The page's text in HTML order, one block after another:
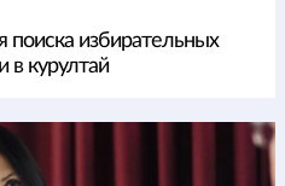
поиска избирательных
в курултай